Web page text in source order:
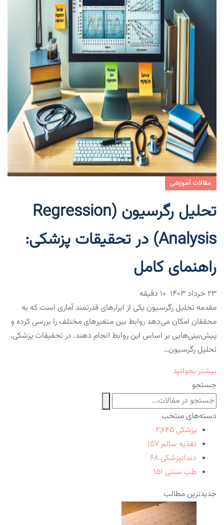
مقالات آموزشی
تحلیل رگرسیون (Regression
Analysis) در تحقیقات پزشکی:
راهنمای کامل
۲۳ خرداد ۱۴۰۳
مقدمه تحلیل رگرسیون یکی از ابزارهای قدرتمند آماری است که به
محققان امکان می‌دهد روابط بین متغیرهای مختلف را بررسی کرده و
پیش‌بینی‌هایی بر اساس این روابط انجام دهند. در تحقیقات پزشکی،
تحلیل رگرسیون…
بیشتر بخوانید
جستجو
دسته‌های منتخب
پزشکی ۲,۶۴۵
تغذیه سالم ۱۵۷
دندانپزشکی ۶۸
طب سنتی ۱۵۱
جدیدترین مطالب